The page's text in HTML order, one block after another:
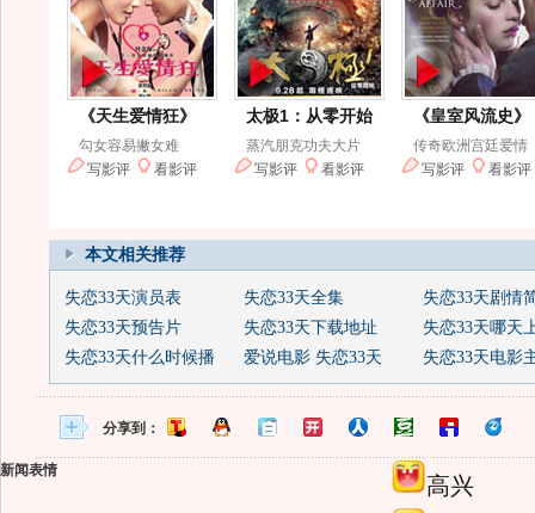
本文相关推荐
失恋33天演员表 失恋33天全集
失恋33天剧情
失恋33天预告片
失恋33天下载地址
失恋33天哪天
失恋33天什么时候播
爱说电影 失恋33天 失恋33天电影
分享到：
新闻表情
高兴